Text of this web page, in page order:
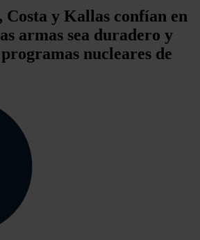
Costa y Kallas confían en
armas sea duradero y
nucleares de